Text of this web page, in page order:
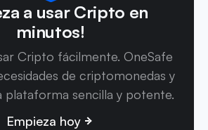
a usar Cripto en
minutos!
Cripto fácilmente. OneSafe
de criptomonedas y
plataforma sencilla y potente.
Empieza hoy